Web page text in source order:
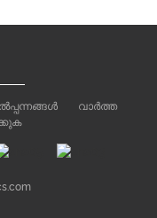
വാർത്ത